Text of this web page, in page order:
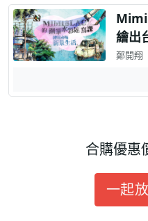
Mimi
繪出
鄭開翔
合購優惠
一起